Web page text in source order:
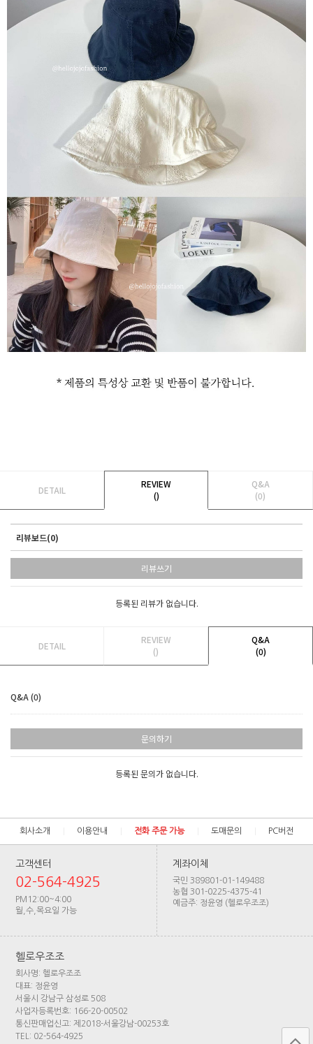
DETAIL
REVIEW
()
Q&A
(0)
리뷰보드(0)
리뷰쓰기
등록된 리뷰가 없습니다.
DETAIL
REVIEW
()
Q&A
(0)
Q&A (0)
문의하기
등록된 문의가 없습니다.
회사소개 이용안내 전화 주문 가능 도매문의 PC버전
고객센터
02-564-4925
PM12:00~4:00
월,수,목요일 가능
계좌이체
국민 389801-01-149488
농협 301-0225-4375-41
예금주: 정윤영 (헬로우조조)
헬로우조조
회사명: 헬로우조조
대표: 정윤영
서울시 강남구 삼성로 508
사업자등록번호: 166-20-00502
통신판매업신고: 제2018-서울강남-00253호
TEL: 02-564-4925